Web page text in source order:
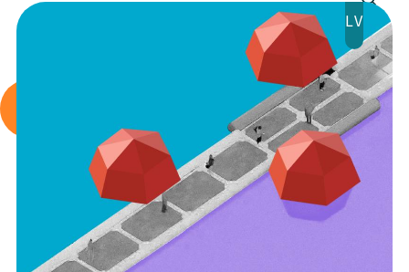
Viņi bija LAMPĀ 2026
Jaunumi
Ziedo
Veikals
Kontakti
LV